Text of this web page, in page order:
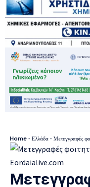
Home - Ελλάδα - Μετεγγραφές